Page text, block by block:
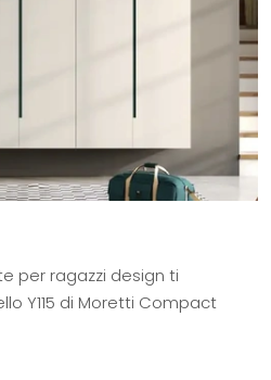
per ragazzi design ti
Y115 di Moretti Compact